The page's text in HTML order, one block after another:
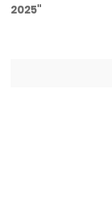
2025"